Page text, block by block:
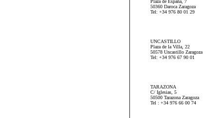
50360 Daroca Zaragoza
Tel: +34 976 80 01 29
UNCASTILLO
Plaza de la Villa, 22
50578 Uncastillo Zaragoza
Tel: +34 976 67 90 01
TARAZONA
C/ Iglesias, 5
50500 Tarazona Zaragoza
Tel : +34 976 66 00 74